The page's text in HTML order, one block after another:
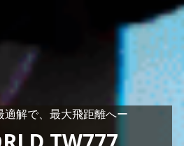
適解で、最大飛距離へー